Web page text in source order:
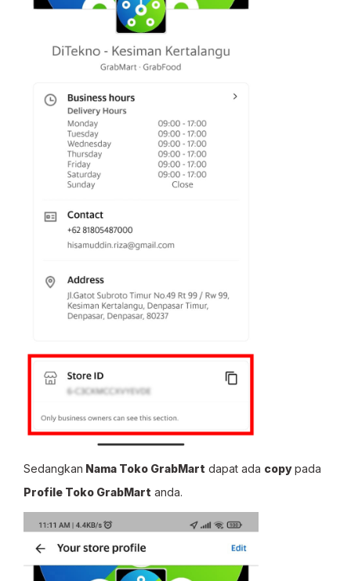
Sedangkan Nama Toko GrabMart dapat ada copypada
Profile Toko GrabMart anda.